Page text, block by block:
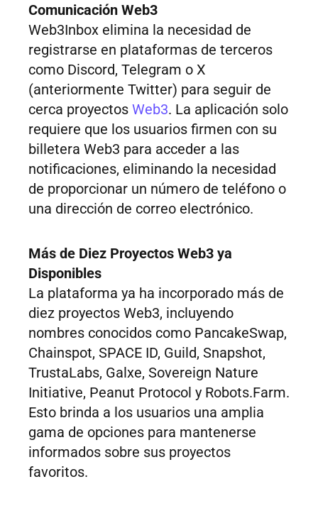
Comunicación Web3
Web3Inbox elimina la necesidad de
registrarse en plataformas de terceros
como Discord, Telegram o X
(anteriormente Twitter) para seguir de
cerca proyectos Web3. La aplicación solo
requiere que los usuarios firmen con su
billetera Web3 para acceder a las
notificaciones, eliminando la necesidad
de proporcionar un número de teléfono o
una dirección de correo electrónico.
Más de Diez Proyectos Web3 ya
Disponibles
La plataforma ya ha incorporado más de
diez proyectos Web3, incluyendo
nombres conocidos como PancakeSwap,
Chainspot, SPACE ID, Guild, Snapshot,
TrustaLabs, Galxe, Sovereign Nature
Initiative, Peanut Protocol y Robots.Farm.
Esto brinda a los usuarios una amplia
gama de opciones para mantenerse
informados sobre sus proyectos
favoritos.